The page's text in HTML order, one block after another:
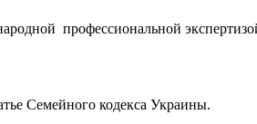
профессиональной
Семейного кодекса Украины.